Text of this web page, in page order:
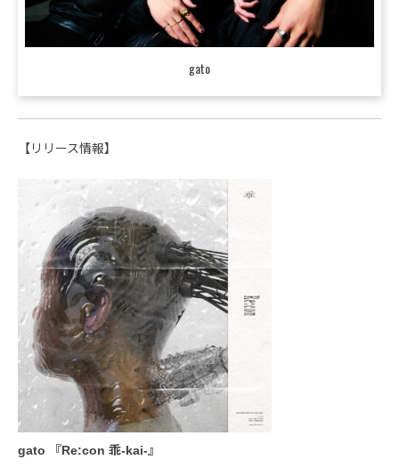
gato
【リリース情報】
gato 『Re:con 乖-kai-』